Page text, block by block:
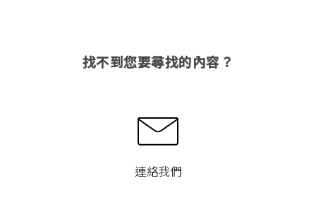
找不到您要尋找的內容？
連絡我們